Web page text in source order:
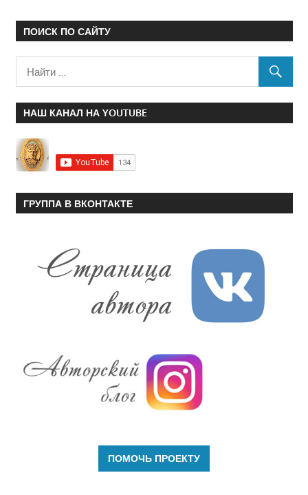
ПОИСК ПО САЙТУ
НАШ КАНАЛ НА YOUTUBE
ГРУППА В ВКОНТАКТЕ